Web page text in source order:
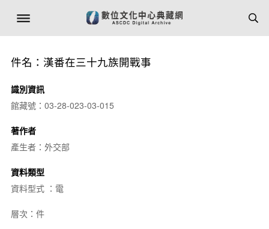
件名：漢番在三十九族開戰事
識別資訊
館藏號：03-28-023-03-015
著作者
產生者：外交部
資料類型
資料型式 ：電
層次：件